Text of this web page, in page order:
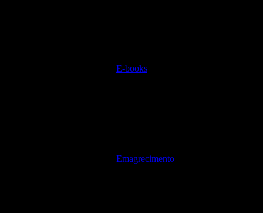
E-books
Emagrecimento